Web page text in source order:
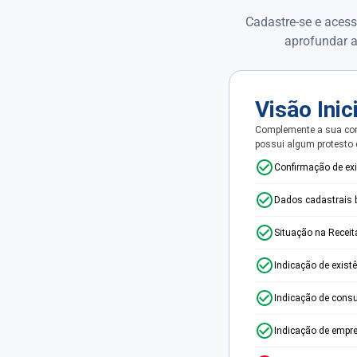
Cadastre-se e
aprofundar
Visão
Complemente a sua
possui algum protesto
Confirmação de
Dados cadastrais
Situação na
Indicação de
Indicação de
Indicação de